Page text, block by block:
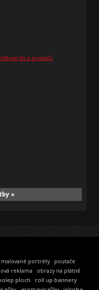
a poutačů
»
malované portréty
poutače
reklama
obrazy na plátně
ploch
roll up bannery